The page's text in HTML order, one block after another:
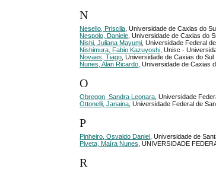
N
Nesello, Priscila , Universidade de Caxias do
Nespolo, Daniele , Universidade de Caxias do
Nishi, Juliana Mayumi , Universidade Federal
Nishimura, Fabio Kazuyoshi , Unisc -
Novaes, Tiago , Universidade de Caxias do Sul
Nunes, Alan Ricardo , Universidade de Caxias
O
Obregon, Sandra Leonara , Universidade
Ottonelli, Janaina , Universidade Federal de
P
Pinheiro, Osvaldo Daniel , Universidade de
Piveta, Maíra Nunes , UNIVERSIDADE
R